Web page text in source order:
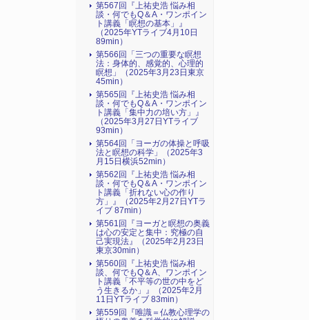
第567回『上祐史浩 悩み相
談・何でもQ＆A・ワンポイン
ト講義「瞑想の基本」』
（2025年YTライブ4月10日
89min）
第566回「三つの重要な瞑想
法：身体的、感覚的、心理的
瞑想」（2025年3月23日東京
45min）
第565回『上祐史浩 悩み相
談・何でもQ＆A・ワンポイン
ト講義「集中力の培い方」』
（2025年3月27日YTライブ
93min）
第564回「ヨーガの体操と呼吸
法と瞑想の科学」（2025年3
月15日横浜52min）
第562回『上祐史浩 悩み相
談・何でもQ＆A・ワンポイン
ト講義「折れない心の作り
方」』（2025年2月27日YTラ
イブ 87min）
第561回『ヨーガと瞑想の奥義
は心の安定と集中：究極の自
己実現法』（2025年2月23日
東京30min）
第560回『上祐史浩 悩み相
談、何でもQ＆A、ワンポイン
ト講義「不平等の世の中をど
う生きるか」』（2025年2月
11日YTライブ 83min）
第559回『唯識＝仏教心理学の